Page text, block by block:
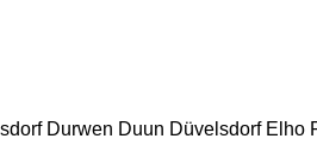
Durwen Duun Düvelsdorf Elho